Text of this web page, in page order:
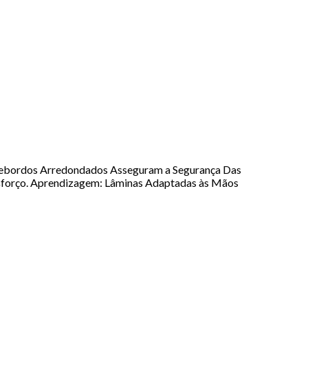
Arredondados Asseguram a Segurança Das
Aprendizagem: Lâminas Adaptadas às Mãos